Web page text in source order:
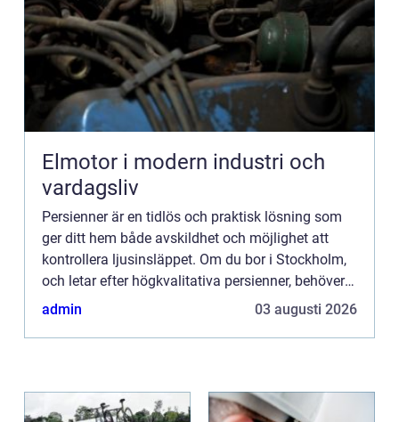
Elmotor i modern industri och
vardagsliv
Persienner är en tidlös och praktisk lösning som
ger ditt hem både avskildhet och möjlighet att
kontrollera ljusinsläppet. Om du bor i Stockholm,
och letar efter högkvalitativa persienner, behöver
du inte leta...
admin 03 augusti 2026